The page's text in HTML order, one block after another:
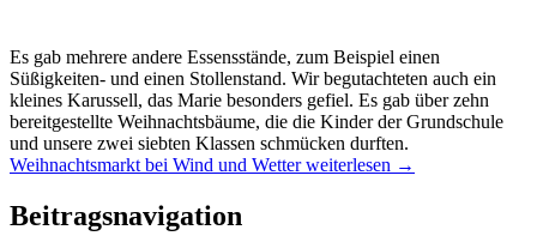
Es gab mehrere andere Essensstände, zum Beispiel einen
Süßigkeiten- und einen Stollenstand. Wir begutachteten auch ein
kleines Karussell, das Marie besonders gefiel. Es gab über zehn
bereitgestellte Weihnachtsbäume, die die Kinder der Grundschule
und unsere zwei siebten Klassen schmücken durften.
Weihnachtsmarkt bei Wind und Wetterweiterlesen →
Beitragsnavigation